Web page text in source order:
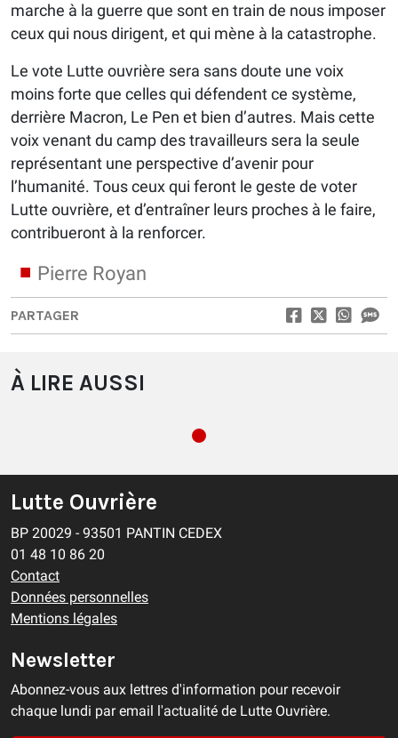
marche à la guerre que sont en train de nous imposer
ceux qui nous dirigent, et qui mène à la catastrophe.
Le vote Lutte ouvrière sera sans doute une voix
moins forte que celles qui défendent ce système,
derrière Macron, Le Pen et bien d’autres. Mais cette
voix venant du camp des travailleurs sera la seule
représentant une perspective d’avenir pour
l’humanité. Tous ceux qui feront le geste de voter
Lutte ouvrière, et d’entraîner leurs proches à le faire,
contribueront à la renforcer.
Pierre Royan
PARTAGER
À LIRE AUSSI
Lutte Ouvrière
BP 20029 - 93501 PANTIN CEDEX
01 48 10 86 20
Contact
Données personnelles
Mentions légales
Newsletter
Abonnez-vous aux lettres d'information pour recevoir
chaque lundi par email l'actualité de Lutte Ouvrière.